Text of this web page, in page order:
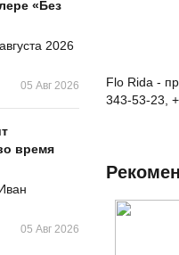
«Без
2026
05 Авг 2026
время
05 Авг 2026
Flo Rida -
343-53-23,